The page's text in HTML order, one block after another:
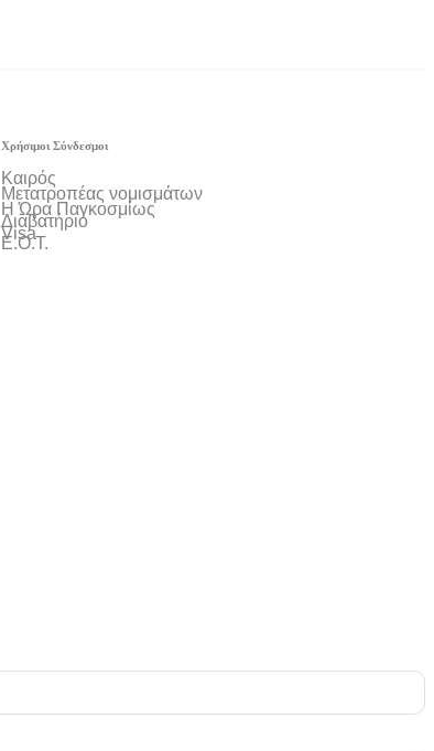
Χρήσιμοι Σύνδεσμοι
Καιρός
Μετατροπέας νομισμάτων
Η Ώρα Παγκοσμίως
Διαβατήριο
Visa
Ε.Ο.Τ.